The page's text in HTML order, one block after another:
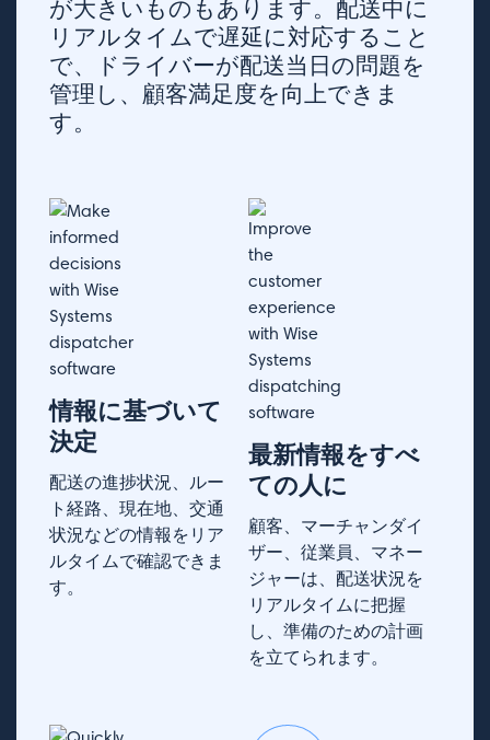
が大きいものもあります。配送中に
リアルタイムで遅延に対応すること
で、ドライバーが配送当日の問題を
管理し、顧客満足度を向上できま
す。
情報に基づいて
決定
配送の進捗状況、ルー
ト経路、現在地、交通
状況などの情報をリア
ルタイムで確認できま
す。
最新情報をすべ
ての人に
顧客、マーチャンダイ
ザー、従業員、マネー
ジャーは、配送状況を
リアルタイムに把握
し、準備のための計画
を立てられます。